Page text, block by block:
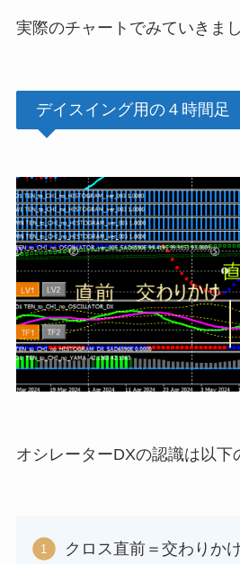
実際のチャートでみていきまし
デイスイング用の４時間足
オシレーターDXの認識は以下
クロス直前＝交わりか